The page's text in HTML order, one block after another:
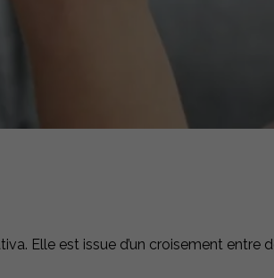
Elle est issue d’un croisement entre